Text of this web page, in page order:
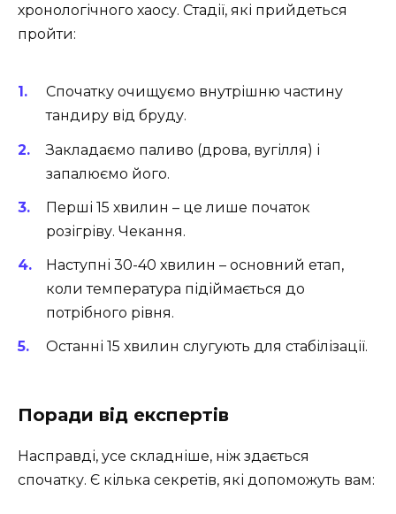
хронологічного хаосу. Стадії, які прийдеться
пройти:
Спочатку очищуємо внутрішню частину
тандиру від бруду.
Закладаємо паливо (дрова, вугілля) і
запалюємо його.
Перші 15 хвилин – це лише початок
розігріву. Чекання.
Наступні 30-40 хвилин – основний етап,
коли температура підіймається до
потрібного рівня.
Останні 15 хвилин слугують для стабілізації.
Поради від експертів
Насправді, усе складніше, ніж здається
спочатку. Є кілька секретів, які допоможуть вам: